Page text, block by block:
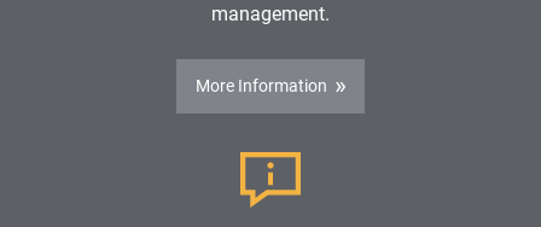
management.
More Information